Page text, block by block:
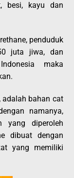
besi, kayu dan
penduduk
juta jiwa, dan
maka
adalah bahan cat
namanya,
yang diperoleh
dibuat dengan
yang memiliki